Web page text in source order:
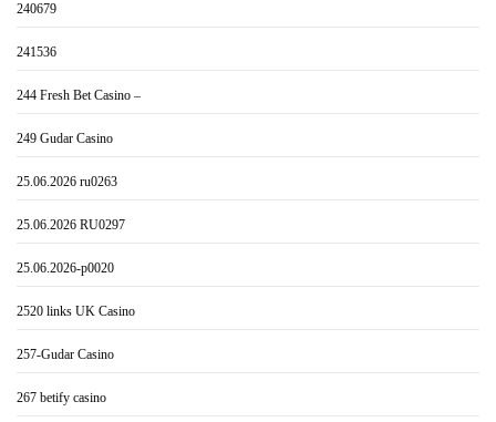
240679
241536
244 Fresh Bet Casino –
249 Gudar Casino
25.06.2026 ru0263
25.06.2026 RU0297
25.06.2026-p0020
2520 links UK Casino
257-Gudar Casino
267 betify casino